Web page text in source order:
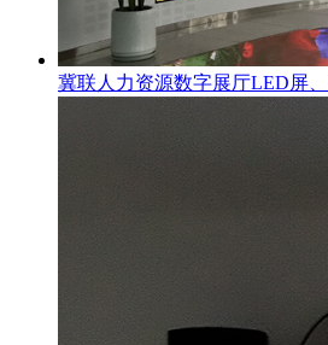
冀联人力资源数字展厅LED屏